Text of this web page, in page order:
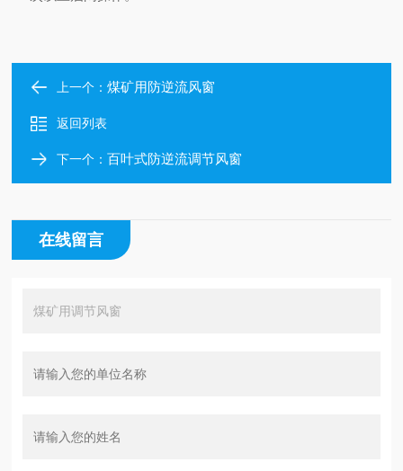
上一个：煤矿用防逆流风窗
返回列表
下一个：百叶式防逆流调节风窗
在线留言